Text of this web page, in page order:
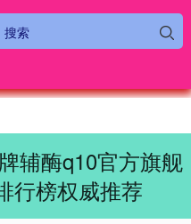
辅酶q10官方旗舰
行榜权威推荐